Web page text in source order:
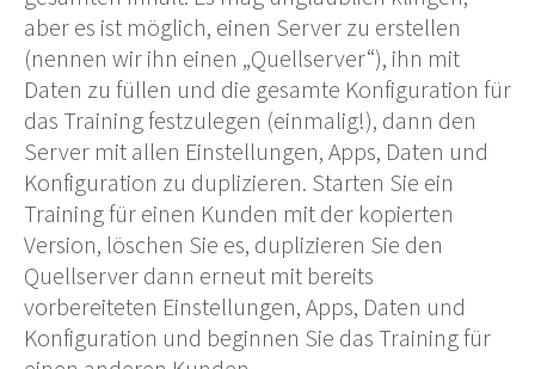
aber es ist möglich, einen Server zu erstellen
(nennen wir ihn einen „Quellserver“), ihn mit
Daten zu füllen und die gesamte Konfiguration für
das Training festzulegen (einmalig!), dann den
Server mit allen Einstellungen, Apps, Daten und
Konfiguration zu duplizieren. Starten Sie ein
Training für einen Kunden mit der kopierten
Version, löschen Sie es, duplizieren Sie den
Quellserver dann erneut mit bereits
vorbereiteten Einstellungen, Apps, Daten und
Konfiguration und beginnen Sie das Training für